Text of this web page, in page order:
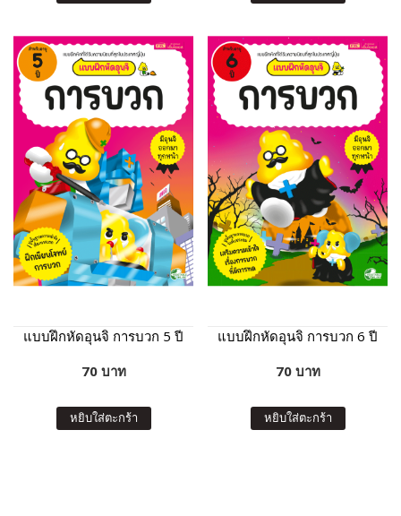
แบบฝึกหัดอุนจิ การบวก 5 ปี
70 บาท
หยิบใส่ตะกร้า
แบบฝึกหัดอุนจิ การบวก 6 ปี
70 บาท
หยิบใส่ตะกร้า